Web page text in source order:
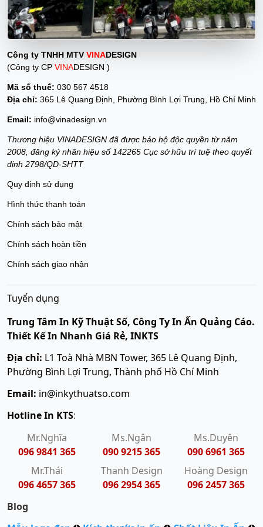
Công ty TNHH MTVVINADESIGN
(Công ty CP VINADESIGN )
Mã số thuế: 030 567 4518
Địa chỉ: 365 Lê Quang Định, Phường Bình Lợi Trung, Hồ Chí Minh
Email: info@vinadesign.vn
Thương hiệu VINADESIGN đã được bảo hộ độc quyền từ năm
2008, đăng ký nhãn hiệu số 142265 Cục sở hữu trí tuệ theo quyết
định 2798/QD-SHTT
Quy định sử dụng
Hình thức thanh toán
Chính sách bảo mật
Chính sách hoàn tiền
Chính sách giao nhận
Tuyển dụng
Trung Tâm In Kỹ Thuật Số, Công Ty In Ấn Quảng Cáo.
Thiết Kế In Nhanh Giá Rẻ, INKTS
Địa chỉ: L1 Toà Nhà MBN Tower, 365 Lê Quang Định,
Phường Bình Lợi Trung, Thành phố Hồ Chí Minh
Email: in@inkythuatso.com
Hotline In KTS:
Mr.Nghĩa
096 9841 365
Ms.Ngân
090 9215 365
Ms.Duyên
090 6961 365
Mr.Thái
096 4657 365
Thanh Design
096 2954 365
Hoàng Design
096 2457 365
Blog